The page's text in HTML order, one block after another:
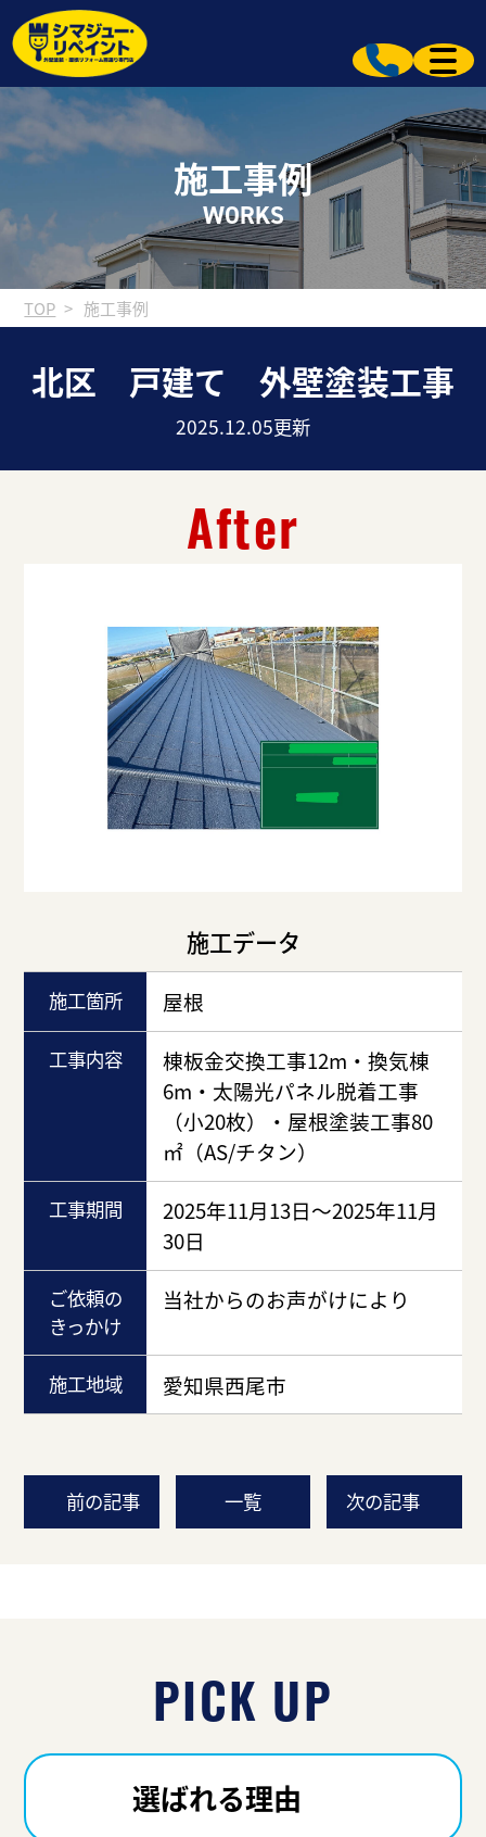
施工事例
WORKS
TOP 施工事例
北区 戸建て 外壁塗装工事
2025.12.05更新
After
施工データ
施工箇所 屋根
工事内容
棟板金交換工事12m・換気棟
6m・太陽光パネル脱着工事
（小20枚）・屋根塗装工事80
㎡（AS/チタン）
工事期間
2025年11月13日～2025年11月
30日
ご依頼の
きっかけ
当社からのお声がけにより
施工地域 愛知県西尾市
前の記事 一覧 次の記事
PICK UP
選ばれる理由